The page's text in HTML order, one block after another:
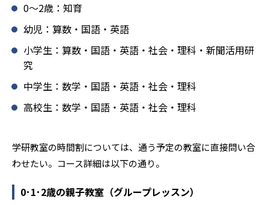
知・情・意のバランスのとれた生徒の育成を推進。「教室
でのあいさつ」「くつ・かばんの整とん」といったしつけ
面の指導も実施し、全人的な教育に取り組んでいる点も、
メリットと言えるだろう。
学研教室のデメリットとしては、基礎をより重視している
分、生徒によっては物足りなく感じる可能性がある点だろ
0〜2歳：知育
幼児：算数・国語・英語
小学生：算数・国語・英語・社会・理科・新聞活用研
究
中学生：数学・国語・英語・社会・理科
高校生：数学・国語・英語・社会・理科
学研教室の時間割については、通う予定の教室に直接問い合
わせたい。コース詳細は以下の通り。
0･1･2歳の親子教室（グループレッスン）